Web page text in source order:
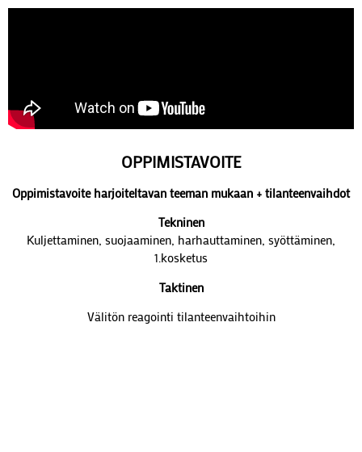
OPPIMISTAVOITE
Oppimistavoite harjoiteltavan teeman mukaan + tilanteenvaihdot
Tekninen
Kuljettaminen, suojaaminen, harhauttaminen, syöttäminen,
1.kosketus
Taktinen
Välitön reagointi tilanteenvaihtoihin